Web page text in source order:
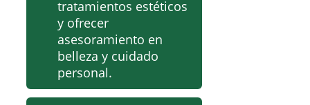
tratamientos estéticos
y ofrecer
asesoramiento en
belleza y cuidado
personal.